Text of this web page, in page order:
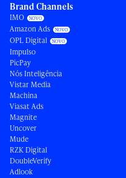
Brand Channels
IMO
Amazon Ads
OPL Digital
Impulso
PicPay
Nós Inteligência
Vistar Media
Machina
Viasat Ads
Magnite
Uncover
Mude
RZK Digital
DoubleVerify
Adlook